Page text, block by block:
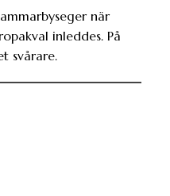
när
inleddes. På
svårare.